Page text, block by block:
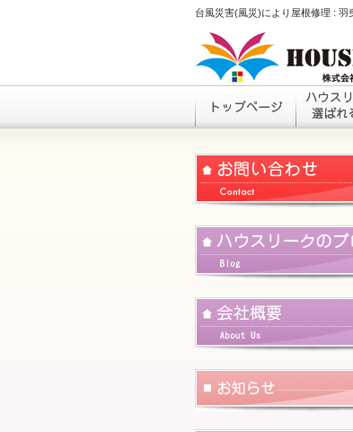
台風災害(風災)により屋根修理 :